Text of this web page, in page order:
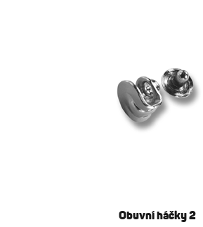
Obuvní háčky 2